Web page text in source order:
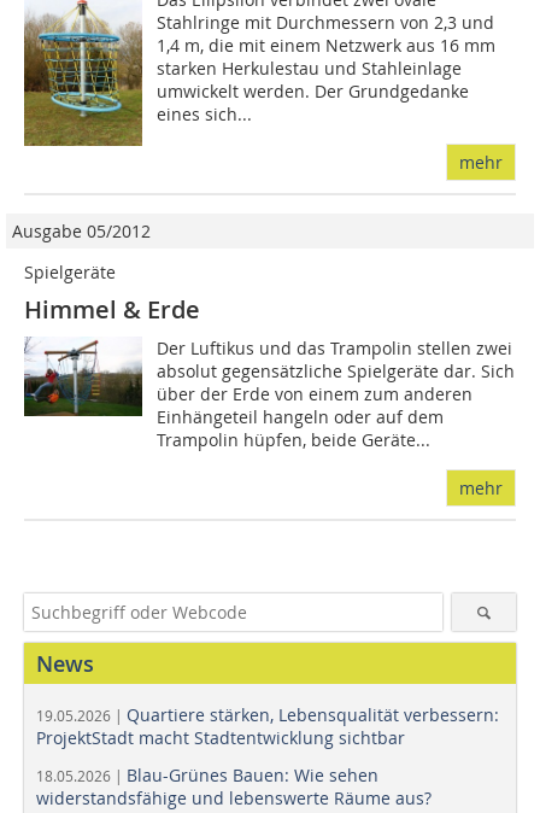
Stahlringe mit Durchmessern von 2,3 und
1,4 m, die mit einem Netzwerk aus 16 mm
starken Herkulestau und Stahleinlage
umwickelt werden. Der Grundgedanke
eines sich...
mehr
Ausgabe 05/2012
Spielgeräte
Himmel & Erde
Der Luftikus und das Trampolin stellen zwei
absolut gegensätzliche Spielgeräte dar. Sich
über der Erde von einem zum anderen
Einhängeteil hangeln oder auf dem
Trampolin hüpfen, beide Geräte...
mehr
News
19.05.2026 | Quartiere stärken, Lebensqualität verbessern:
ProjektStadt macht Stadtentwicklung sichtbar
18.05.2026 | Blau-Grünes Bauen: Wie sehen
widerstandsfähige und lebenswerte Räume aus?